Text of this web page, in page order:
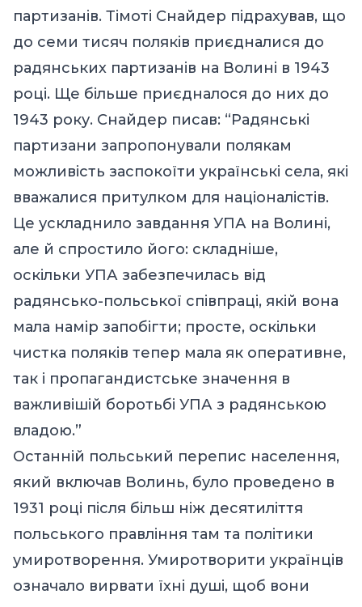
партизанів. Тімоті Снайдер підрахував, що
до семи тисяч поляків приєдналися до
радянських партизанів на Волині в 1943
році. Ще більше приєдналося до них до
1943 року. Снайдер писав: “Радянські
партизани запропонували полякам
можливість заспокоїти українські села, які
вважалися притулком для націоналістів.
Це ускладнило завдання УПА на Волині,
але й спростило його: складніше,
оскільки УПА забезпечилась від
радянсько-польської співпраці, якій вона
мала намір запобігти; просте, оскільки
чистка поляків тепер мала як оперативне,
так і пропагандистське значення в
важливішій боротьбі УПА з радянською
владою.”
Останній польський перепис населення,
який включав Волинь, було проведено в
1931 році після більш ніж десятиліття
польського правління там та політики
умиротворення. Умиротворити українців
означало вирвати їхні душі, щоб вони